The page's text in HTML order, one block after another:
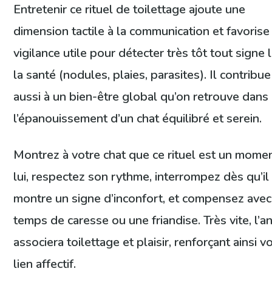
Entretenir ce rituel de toilettage ajoute une
dimension tactile à la communication et
vigilance utile pour détecter très tôt tout signe
la santé (nodules, plaies, parasites). Il contribue
aussi à un bien-être global qu’on retrouve dans
l’épanouissement d’un chat équilibré et serein.
Montrez à votre chat que ce rituel est un
lui, respectez son rythme, interrompez dès qu’il
montre un signe d’inconfort, et compensez
temps de caresse ou une friandise. Très vite,
associera toilettage et plaisir, renforçant ainsi
lien affectif.